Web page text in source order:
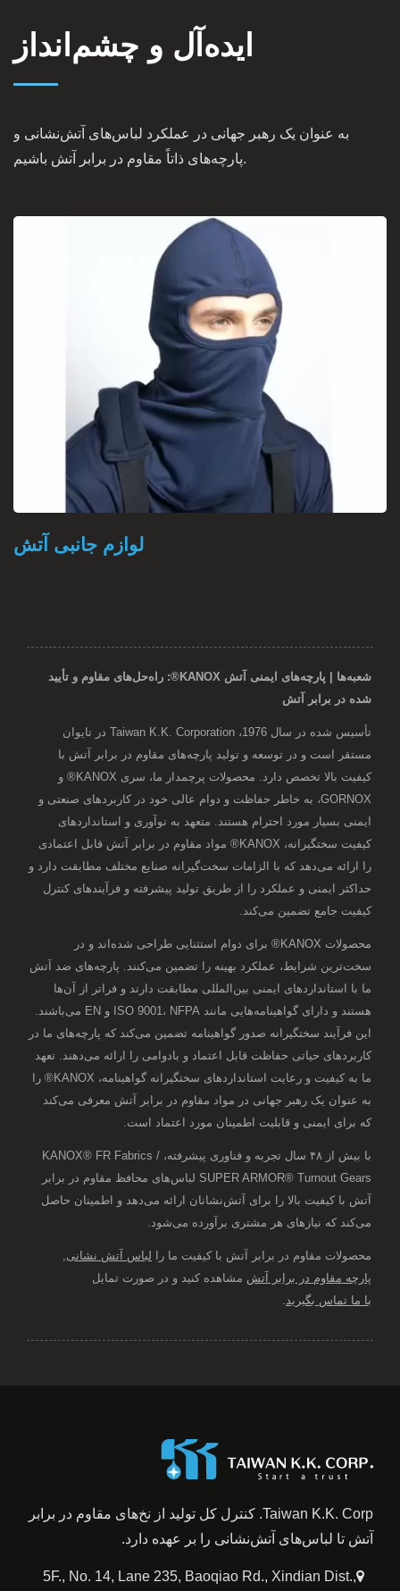
ایده‌آل و چشم‌انداز
به عنوان یک رهبر جهانی در عملکرد لباس‌های آتش‌نشانی و
پارچه‌های ذاتاً مقاوم در برابر آتش باشیم.
لوازم جانبی آتش
شعبه‌ها | پارچه‌های ایمنی آتش KANOX®: راه‌حل‌های مقاوم و تأیید
شده در برابر آتش
تأسیس شده در سال 1976، Taiwan K.K. Corporation در تایوان
مستقر است و در توسعه و تولید پارچه‌های مقاوم در برابر آتش با
کیفیت بالا تخصص دارد. محصولات پرچمدار ما، سری KANOX® و
GORNOX، به خاطر حفاظت و دوام عالی خود در کاربردهای صنعتی و
ایمنی بسیار مورد احترام هستند. متعهد به نوآوری و استانداردهای
کیفیت سختگیرانه، KANOX® مواد مقاوم در برابر آتش قابل اعتمادی
را ارائه می‌دهد که با الزامات سخت‌گیرانه صنایع مختلف مطابقت دارد و
حداکثر ایمنی و عملکرد را از طریق تولید پیشرفته و فرآیندهای کنترل
کیفیت جامع تضمین می‌کند.
محصولات KANOX® برای دوام استثنایی طراحی شده‌اند و در
سخت‌ترین شرایط، عملکرد بهینه را تضمین می‌کنند. پارچه‌های ضد آتش
ما با استانداردهای ایمنی بین‌المللی مطابقت دارند و فراتر از آن‌ها
هستند و دارای گواهینامه‌هایی مانند ISO 9001، NFPA و EN می‌باشند.
این فرآیند سختگیرانه صدور گواهینامه تضمین می‌کند که پارچه‌های ما در
کاربردهای حیاتی حفاظت قابل اعتماد و بادوامی را ارائه می‌دهند. تعهد
ما به کیفیت و رعایت استانداردهای سختگیرانه گواهینامه، KANOX® را
به عنوان یک رهبر جهانی در مواد مقاوم در برابر آتش معرفی می‌کند
که برای ایمنی و قابلیت اطمینان مورد اعتماد است.
با بیش از ۴۸ سال تجربه و فناوری پیشرفته، KANOX® FR Fabrics /
SUPER ARMOR® Turnout Gears لباس‌های محافظ مقاوم در برابر
آتش با کیفیت بالا را برای آتش‌نشانان ارائه می‌دهد و اطمینان حاصل
می‌کند که نیازهای هر مشتری برآورده می‌شود.
محصولات مقاوم در برابر آتش با کیفیت ما را لباس آتش نشانی
پارچه مقاوم در برابر آتش مشاهده کنید و در صورت تمایل
با ما تماس بگیرید
Taiwan K.K. Corp. کنترل کل تولید از نخ‌های مقاوم در برابر
آتش تا لباس‌های آتش‌نشانی را بر عهده دارد.
5F., No. 14, Lane 235, Baoqiao Rd., Xindian Dist.,